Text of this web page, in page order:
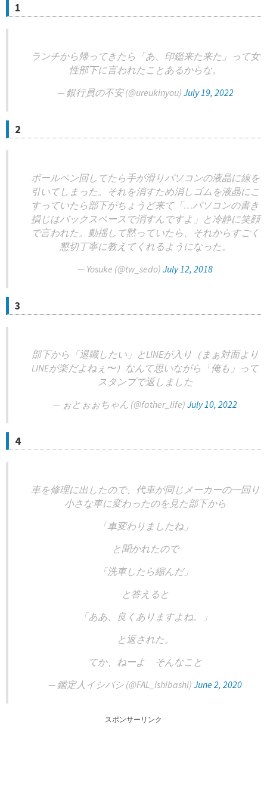
1
ランチから帰ってきたら「あ、印鑑来た来た」って女
性部下に言われたことあるからな。
— 銀行員の不安 (@ureukinyou) July 19, 2022
2
ボールペン回してたら手が滑りパソコンの液晶に線を
引いてしまった。それを消すため消しゴムを液晶にこ
すっていたら部下がちょうど来て「…パソコンの書き
損じはバックスペースで消すんですよ」と冷静に笑顔
で言われた。動揺して黙っていたら、それからすごく
懇切丁寧に教えてくれるようになった。
— Yosuke (@tw_sedo) July 12, 2018
3
部下から「退職したい」とLINEが入り（まぁ対面より
LINEが楽だよねぇ〜）なんて思いながら「俺も」って
スタンプで返しました
— ぉとぉぉちゃん (@father_life) July 10, 2022
4
車を修理に出したので、代車が同じメーカーの一回り
小さな車に変わったのを見た部下から
「車変わりましたね」
と聞かれたので
「洗車したら縮んだ」
と答えると
「ああ、良くありますよね。」
と返された。
てか、ねーよ そんなこと
— 鑑定人イシバシ (@FAL_Ishibashi) June 2, 2020
スポンサーリンク